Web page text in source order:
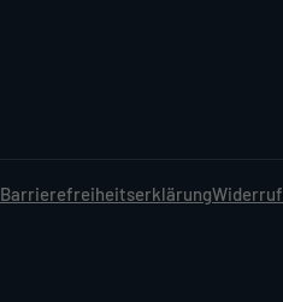
BarrierefreiheitserklärungWiderruf